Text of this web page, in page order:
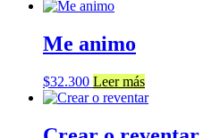
Me animo
$32.300 Leer más